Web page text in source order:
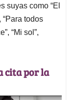
suyas como “El
“Para todos
“Mi sol”,
cita por la